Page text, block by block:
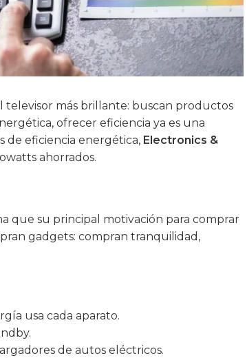
televisor más brillante: buscan productos
ofrecer eficiencia ya es una
de eficiencia energética, Electronics &
ahorrados.
que su principal motivación para comprar
gadgets: compran tranquilidad,
usa cada aparato.
de autos eléctricos.